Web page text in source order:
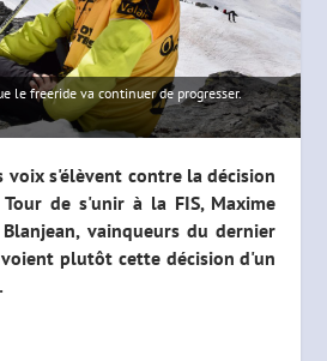
le freeride va continuer de progresser.
voix s'élèvent contre la décision
de s'unir à la FIS, Maxime
vainqueurs du dernier
voient plutôt cette décision d'un